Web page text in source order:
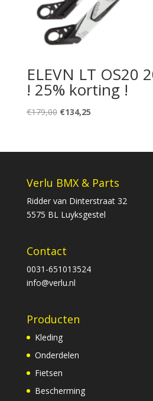
ELEVN LT OS20
! 25% korting !
€179,00 Oorspronkelijke
€179,00.
€134,25Huidige
€134,25.
Verlu BMX & Parts
Ridder van Dinterstraat 32
5575 BL Luyksgestel
Contact
0031-651013524
info@verlu.nl
Producten
Kleding
Onderdelen
Fietsen
Bescherming